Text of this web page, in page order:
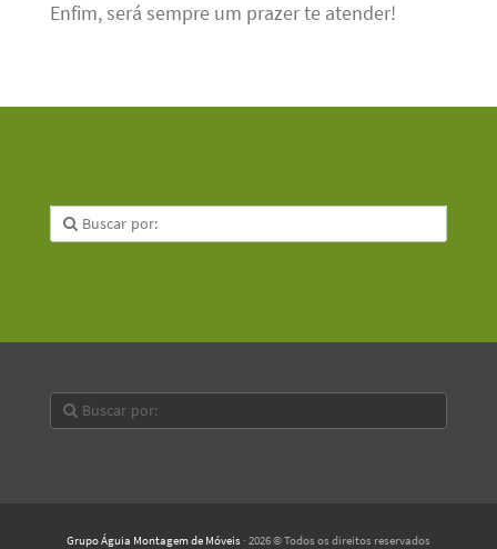
Enfim, será sempre um prazer te atender!
Grupo Águia Montagem de Móveis · 2026 © Todos os direitos reservados